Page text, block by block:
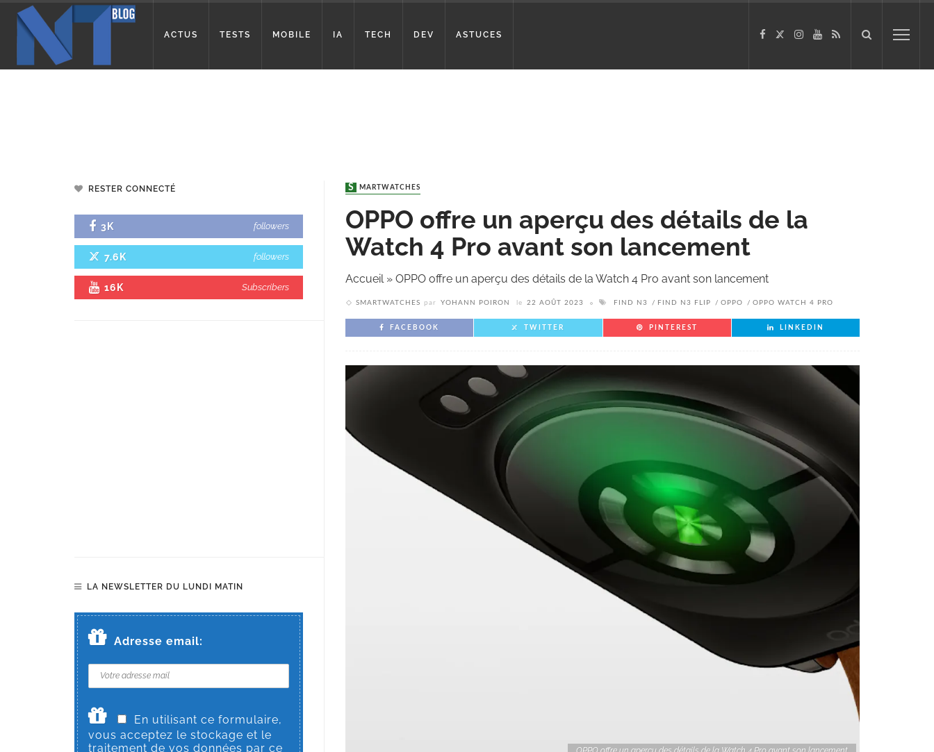
ACTUS TESTS MOBILE IA TECH DEV ASTUCES
SMARTWATCHES
OPPO offre un aperçu des détails de la
Watch 4 Pro avant son lancement
Accueil» OPPO offre un aperçu des détails de la Watch 4 Pro avant son lancement
SMARTWATCHES par YOHANN POIRON le 22 AOÛT 2023 FIND N3 FIND N3 FLIP OPPO OPPO WATCH 4 PRO
FACEBOOK TWITTER PINTEREST LINKEDIN
RESTER CONNECTÉ
3K followers
7.6K followers
16K Subscribers
LA NEWSLETTER DU LUNDI MATIN
Adresse email:
En utilisant ce formulaire,
vous acceptez le stockage et le
traitement de vos données par ce